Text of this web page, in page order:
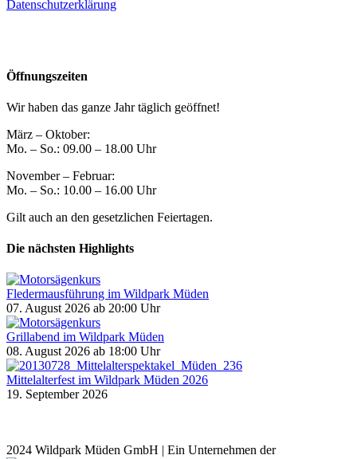
Datenschutzerklärung
Öffnungszeiten
Wir haben das ganze Jahr täglich geöffnet!
März – Oktober:
Mo. – So.: 09.00 – 18.00 Uhr
November – Februar:
Mo. – So.: 10.00 – 16.00 Uhr
Gilt auch an den gesetzlichen Feiertagen.
Die nächsten Highlights
Fledermausführung im Wildpark Müden
07. August 2026 ab 20:00 Uhr
Grillabend im Wildpark Müden
08. August 2026 ab 18:00 Uhr
Mittelalterfest im Wildpark Müden 2026
19. September 2026
2024 Wildpark Müden GmbH | Ein Unternehmen der